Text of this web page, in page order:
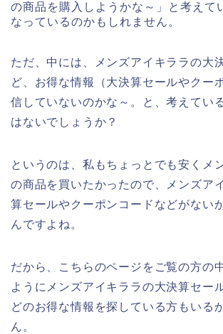
の商品を購入しようかな～」と考えて
なっているのかもしれません。
ただ、中には、メンズアイキララの大
ど、お得な情報（大決算セールやクー
信していないのかな～。と、考えてい
はないでしょうか？
というのは、私もちょっとでも安くメ
の商品を買いたかったので、メンズア
算セールやクーポンコードなどがない
んですよね。
だから、こちらのページをご覧の方の
ようにメンズアイキララの大決算セー
どのお得な情報を探している方もいる
ん。